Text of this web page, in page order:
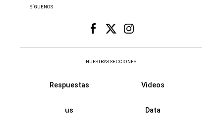
SÍGUENOS
NUESTRAS SECCIONES
Respuestas Videos
us Data